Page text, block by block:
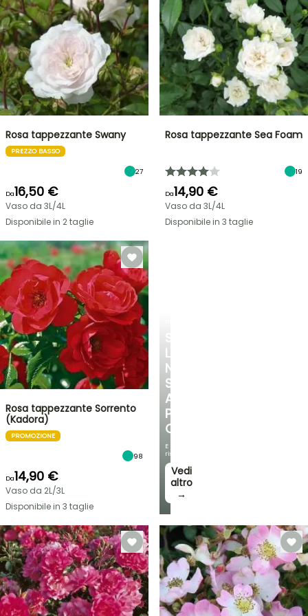
VENDITA
FLASH
FINO
AL
30%
DI
BULBI
SCOPRITE
LA
NOSTRA
SELEZIONE
A
PREZZI
CONVENIENTI
E
risparmiate!
Vedi
altro
→
Rosa tappezzante Swany
PREZZO BASSO
27
Da16,50 €
Vaso da 3L/4L
Disponibile in 2 taglie
Rosa tappezzante Sea Foam
19
Da14,90 €
Vaso da 3L/4L
Disponibile in 3 taglie
Rosa tappezzante Sorrento
(Kadora)
PROMOZIONE
98
Da14,90 €
Vaso da 2L/3L
Disponibile in 3 taglie